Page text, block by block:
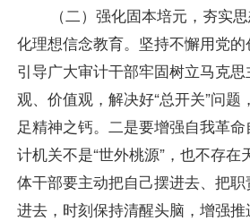
（二）强化固本培元，夯实
化理想信念教育。坚持不懈用党的
引导广大审计干部牢固树立马克
观、价值观，解决好“总开关”问
足精神之钙。二是要增强自我革
计机关不是“世外桃源”，也不存在
体干部要主动把自己摆进去、把
进去，时刻保持清醒头脑，增强